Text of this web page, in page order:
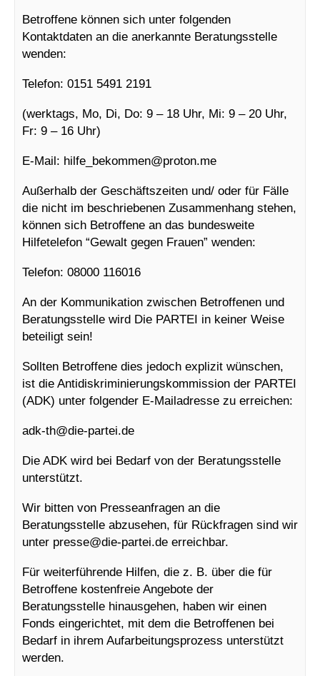
Betroffene können sich unter folgenden
Kontaktdaten an die anerkannte Beratungsstelle
wenden:
Telefon: 0151 5491 2191
(werktags, Mo, Di, Do: 9 – 18 Uhr, Mi: 9 – 20 Uhr,
Fr: 9 – 16 Uhr)
E-Mail: hilfe_bekommen@proton.me
Außerhalb der Geschäftszeiten und/ oder für Fälle
die nicht im beschriebenen Zusammenhang stehen,
können sich Betroffene an das bundesweite
Hilfetelefon “Gewalt gegen Frauen” wenden:
Telefon: 08000 116016
An der Kommunikation zwischen Betroffenen und
Beratungsstelle wird Die PARTEI in keiner Weise
beteiligt sein!
Sollten Betroffene dies jedoch explizit wünschen,
ist die Antidiskriminierungskommission der PARTEI
(ADK) unter folgender E-Mailadresse zu erreichen:
adk-th@die-partei.de
Die ADK wird bei Bedarf von der Beratungsstelle
unterstützt.
Wir bitten von Presseanfragen an die
Beratungsstelle abzusehen, für Rückfragen sind wir
unter presse@die-partei.de erreichbar.
Für weiterführende Hilfen, die z. B. über die für
Betroffene kostenfreie Angebote der
Beratungsstelle hinausgehen, haben wir einen
Fonds eingerichtet, mit dem die Betroffenen bei
Bedarf in ihrem Aufarbeitungsprozess unterstützt
werden.